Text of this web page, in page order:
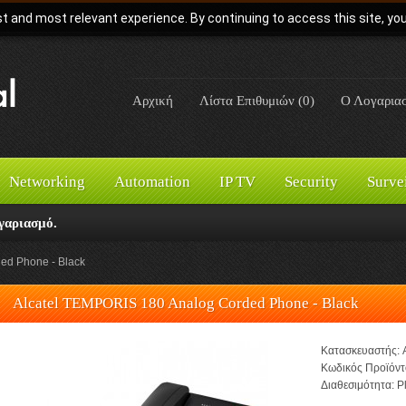
and most relevant experience. By continuing to access this site,
Αρχική Λίστα Επιθυμιών (0) Ο
Networking Automation IP TV Security
Phone - Black
Alcatel TEMPORIS 180 Analog Corded Phone - Black
Κατασκευαστής:
Κωδικός
Διαθεσιμότητα: